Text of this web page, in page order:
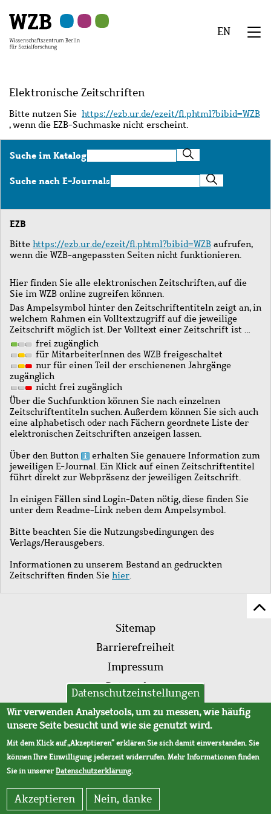
Hauptinhalt
springen
Navigation
springen
Suche
springen
Sekundärnavigation
springen
Fußzeile
springen
EN
Elektronische Zeitschriften
Bitte nutzen Sie https://ezb.ur.de/ezeit/fl.phtml?bibid=WZB
, wenn die EZB-Suchmaske nicht erscheint.
Suche im KatalogSuche
im
Katalog
Suche nach E-JournalsSuche
nach
Journals
EZB
Bitte https://ezb.ur.de/ezeit/fl.phtml?bibid=WZB aufrufen,
wenn die WZB-angepassten Seiten nicht funktionieren.
Hier finden Sie alle elektronischen Zeitschriften, auf die
Sie im WZB online zugreifen können.
Das Ampelsymbol hinter den Zeitschriftentiteln zeigt an, in
welchem Rahmen ein Volltextzugriff auf die jeweilige
Zeitschrift möglich ist. Der Volltext einer Zeitschrift ist …
frei zugänglich
für MitarbeiterInnen des WZB freigeschaltet
nur für einen Teil der erschienenen Jahrgänge
zugänglich
nicht frei zugänglich
Über die Suchfunktion können Sie nach einzelnen
Zeitschriftentiteln suchen. Außerdem können Sie sich auch
eine alphabetisch oder nach Fächern geordnete Liste der
elektronischen Zeitschriften anzeigen lassen.
Über den Button
erhalten Sie genauere Information zum
jeweiligen E-Journal. Ein Klick auf einen Zeitschriftentitel
führt direkt zur Webpräsenz der jeweiligen Zeitschrift.
In einigen Fällen sind Login-Daten nötig, diese finden Sie
unter dem Readme-Link neben dem Ampelsymbol.
Bitte beachten Sie die Nutzungsbedingungen des
Verlags/Herausgebers.
Informationen zu unserem Bestand an gedruckten
Zeitschriften finden Sie hier.
Fußleistenmenü
Sitemap
Barrierefreiheit
Impressum
Datenschutz
AVB
Datenschutzeinstellungen
Wir verwenden Analysetools, um zu messen, wie häufig
unsere Seite besucht und wie sie genutzt wird.
Mit dem Klick auf „Akzeptieren“ erklären Sie sich damit einverstanden. Sie
können Ihre Einwilligung jederzeit widerrufen. Mehr Informationen finden
Sie in unsererDatenschutzerklärung.
Akzeptieren Nein, danke